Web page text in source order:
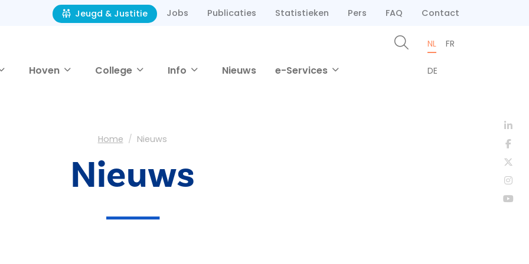
Jeugd & Justitie Jobs Publicaties Statistieken Pers FAQ Contact
Hoven College Info Nieuws e-Services
NL FR
DE
Home Nieuws
Nieuws